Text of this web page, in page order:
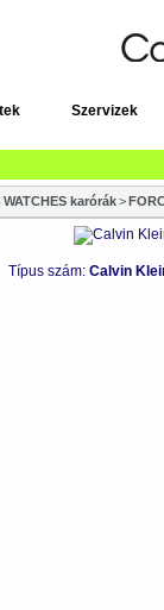
Szervizek
WATCHES karórák>
Típus szám: Calvin